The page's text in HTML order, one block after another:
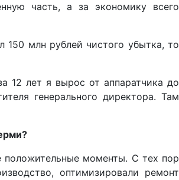
часть, а за экономику всего
150 млн рублей чистого убытка, то
12 лет я вырос от аппаратчика до
генерального директора. Там
положительные моменты. С тех пор
оптимизировали ремонт